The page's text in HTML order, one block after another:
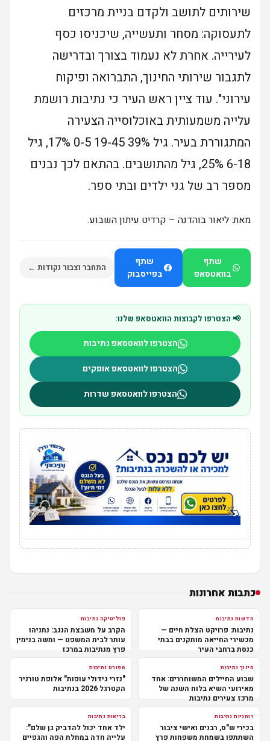
שירותים לתושב ולקדם בניית מרכזים
לתעסוקה: מסחר ותעשייה, שיכניסו כסף
לעירייה. אחרת לא נעמוד בצורך ובדרישה
לתגבור שירותי החינוך, התברואה ופיקוח
עירוני". עוד ציין ראש העיר כי נתיבות רושמת
עלייה משמעותית באוכלוסייה הצעירה
המתגוררת בעיר. גיל 39% 19-45 0-5 17%, גיל
6-18 25%, גיל מהתושבים. בהתאם לכך נבנים
מספר רב של גני ילדים ובתי ספר.
מאת: ליאור בוהדנה – קרדיט עיתון השבוע.
שתף
בוואטסאפ
שתף
בפייסבוק
התחבר וצבור נקודות ←
📢 הצטרפו לקבוצות הוואטסאפ שלנו:
הצטרפו לוואטסאפ נתיבות
הצטרפו לוואטסאפ אופקים
הצטרפו לוואטסאפ שדרות
כתבות אחרונות
חדשות נתיבות
נתיבות: פרויקט הצלת חיים —
מכשירי החייאה מותקנים בבתי
כנסת ברחבי העיר
פוליטיקה נתיבות
הקרב על משבצת הנגב: נתניהו
עותר לבית המשפט — ומשה בנימין
פרץ מנתיבות במרכז
חינוך נתיבות
שבוע החיילים המשוחררים: אחד
מאירועי השיא בלוח השנה של
מרכז צעירים נתיבות
ספורט נתיבות
"נזרי גידולי עופות" אלופת טורניר
הקטרגל 2026 בנתיבות
רוחניות נתיבות
בכירי ש"ס, רבנים ואישי ציבור
השתתפו בשמחת משפחות פרץ
בריאות נתיבות
ילד אחד יכול להדביק גן שלם":
עלייה חדה במחלת הפה והגפיים